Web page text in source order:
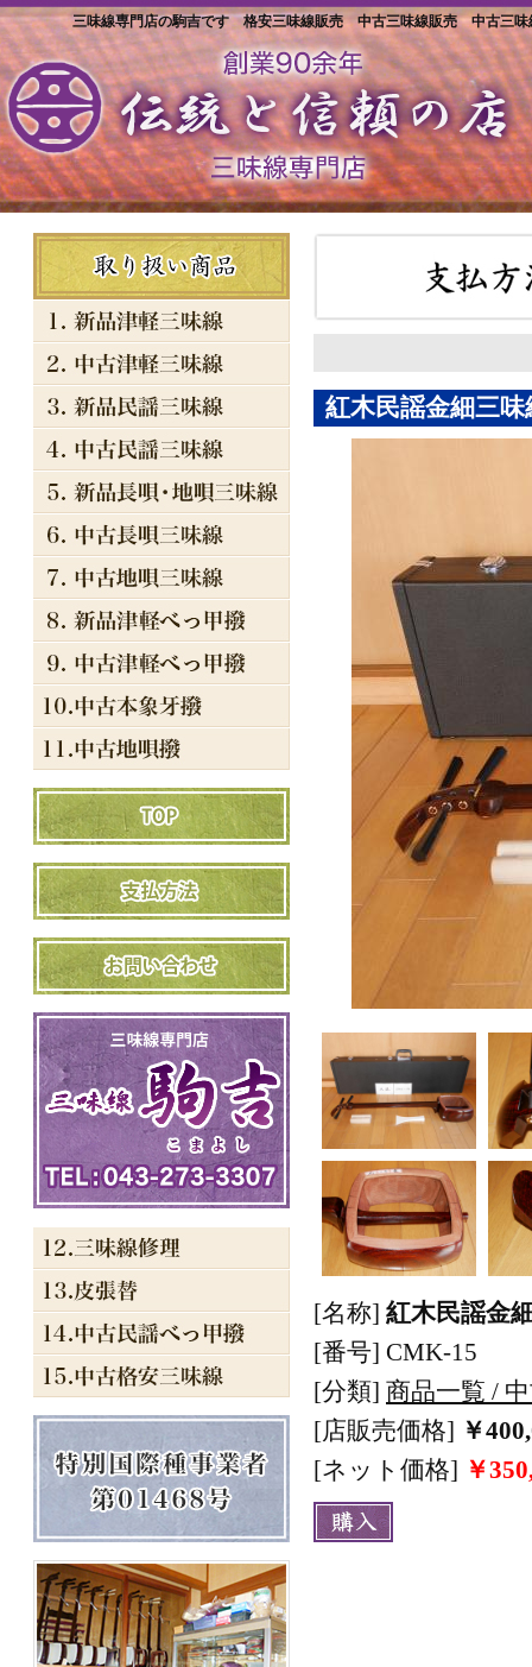
三味線専門店の駒吉です 格安三味線販売 中古三味線販売 中古三
紅木民謡金細三
[名称] 紅木民謡金
[番号] CMK-15
[分類] 商品一覧 /
[店販売価格] ￥
[ネット価格] ￥